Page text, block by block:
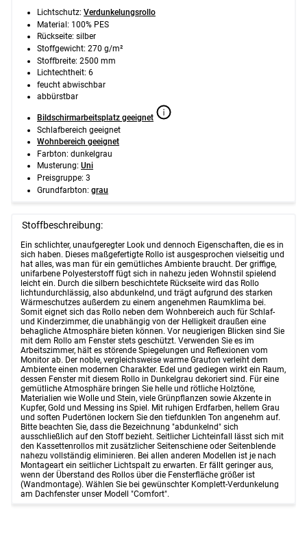
Lichtschutz: Verdunkelungsrollo
Material: 100% PES
Rückseite: silber
Stoffgewicht: 270 g/m²
Stoffbreite: 2500 mm
Lichtechtheit: 6
feucht abwischbar
abbürstbar
Bildschirmarbeitsplatz geeignet
Schlafbereich geeignet
Wohnbereich geeignet
Farbton: dunkelgrau
Musterung: Uni
Preisgruppe: 3
Grundfarbton: grau
Stoffbeschreibung:
Ein schlichter, unaufgeregter Look und dennoch Eigenschaften, die es in
sich haben. Dieses maßgefertigte Rollo ist ausgesprochen vielseitig und
hat alles, was man für ein gemütliches Ambiente braucht. Der griffige,
unifarbene Polyesterstoff fügt sich in nahezu jeden Wohnstil spielend
leicht ein. Durch die silbern beschichtete Rückseite wird das Rollo
lichtundurchlässig, also abdunkelnd, und trägt aufgrund des starken
Wärmeschutzes außerdem zu einem angenehmen Raumklima bei.
Somit eignet sich das Rollo neben dem Wohnbereich auch für Schlaf-
und Kinderzimmer, die unabhängig von der Helligkeit draußen eine
behagliche Atmosphäre bieten können. Vor neugierigen Blicken sind Sie
mit dem Rollo am Fenster stets geschützt. Verwenden Sie es im
Arbeitszimmer, hält es störende Spiegelungen und Reflexionen vom
Monitor ab. Der noble, vergleichsweise warme Grauton verleiht dem
Ambiente einen modernen Charakter. Edel und gediegen wirkt ein Raum,
dessen Fenster mit diesem Rollo in Dunkelgrau dekoriert sind. Für eine
gemütliche Atmosphäre bringen Sie helle und rötliche Holztöne,
Materialien wie Wolle und Stein, viele Grünpflanzen sowie Akzente in
Kupfer, Gold und Messing ins Spiel. Mit ruhigen Erdfarben, hellem Grau
und soften Pudertönen lockern Sie den tiefdunklen Ton angenehm auf.
Bitte beachten Sie, dass die Bezeichnung "abdunkelnd" sich
ausschließlich auf den Stoff bezieht. Seitlicher Lichteinfall lässt sich mit
den Kassettenrollos mit zusätzlicher Seitenschiene oder Seitenblende
nahezu vollständig eliminieren. Bei allen anderen Modellen ist je nach
Montageart ein seitlicher Lichtspalt zu erwarten. Er fällt geringer aus,
wenn der Überstand des Rollos über die Fensterfläche größer ist
(Wandmontage). Wählen Sie bei gewünschter Komplett-Verdunkelung
am Dachfenster unser Modell "Comfort".